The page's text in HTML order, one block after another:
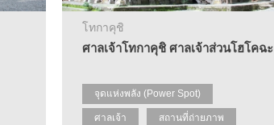
โทกาคุชิ
ศาลเจ้าโทกาคุชิ ศาลเจ้าส่วนโฮโคฉะ
จุดแห่งพลัง (Power Spot)
ศาลเจ้า สถานที่ถ่ายภาพ